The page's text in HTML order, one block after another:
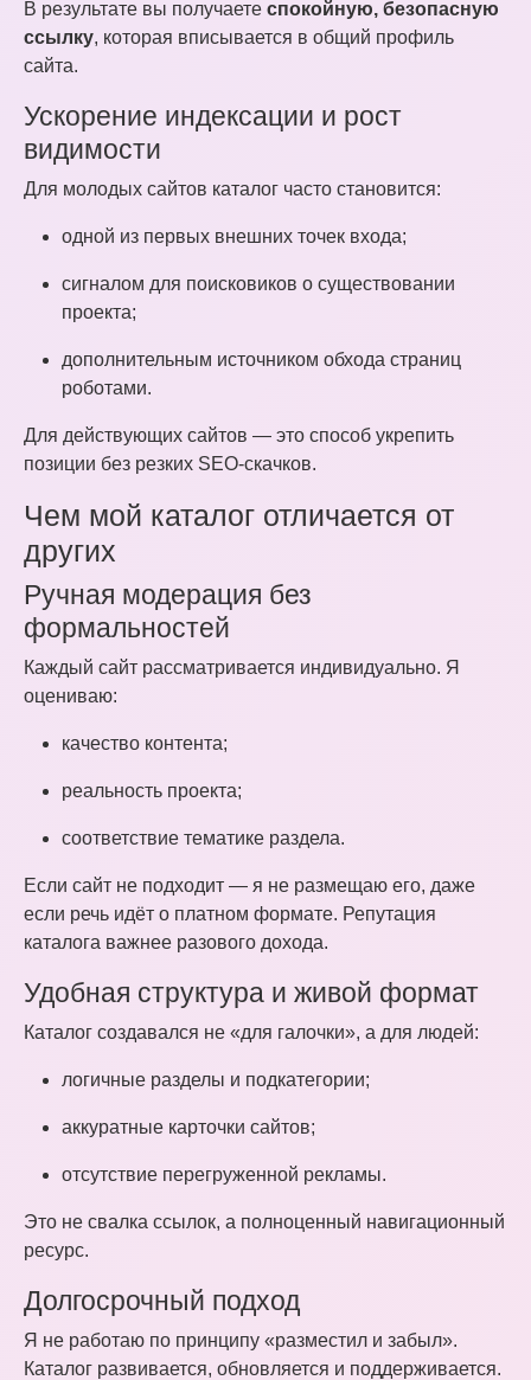
В результате вы получаете спокойную, безопасную
ссылку, которая вписывается в общий профиль
сайта.
Ускорение индексации и рост
видимости
Для молодых сайтов каталог часто становится:
одной из первых внешних точек входа;
сигналом для поисковиков о существовании
проекта;
дополнительным источником обхода страниц
роботами.
Для действующих сайтов — это способ укрепить
позиции без резких SEO-скачков.
Чем мой каталог отличается от
других
Ручная модерация без
формальностей
Каждый сайт рассматривается индивидуально. Я
оцениваю:
качество контента;
реальность проекта;
соответствие тематике раздела.
Если сайт не подходит — я не размещаю его, даже
если речь идёт о платном формате. Репутация
каталога важнее разового дохода.
Удобная структура и живой формат
Каталог создавался не «для галочки», а для людей:
логичные разделы и подкатегории;
аккуратные карточки сайтов;
отсутствие перегруженной рекламы.
Это не свалка ссылок, а полноценный навигационный
ресурс.
Долгосрочный подход
Я не работаю по принципу «разместил и забыл».
Каталог развивается, обновляется и поддерживается.